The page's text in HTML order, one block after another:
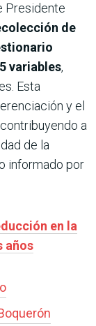
Presidente
de
variables,
Esta
y el
a
de la
informado por
en la
años